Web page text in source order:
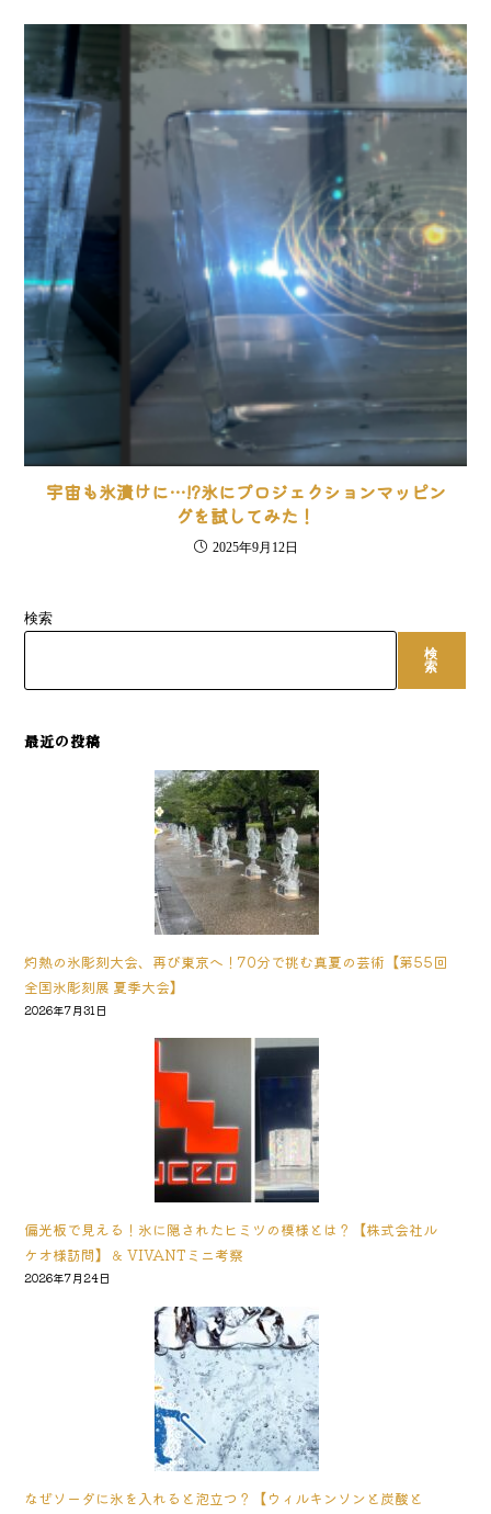
宇宙も氷漬けに…!?氷にプロジェクションマッピン
グを試してみた！
2025年9月12日
検索
検
索
最近の投稿
灼熱の氷彫刻大会、再び東京へ！70分で挑む真夏の芸術【第55回
全国氷彫刻展 夏季大会】
2026年7月31日
偏光板で見える！氷に隠されたヒミツの模様とは？【株式会社ル
ケオ様訪問】＆ VIVANTミニ考察
2026年7月24日
なぜソーダに氷を入れると泡立つ？【ウィルキンソンと炭酸と